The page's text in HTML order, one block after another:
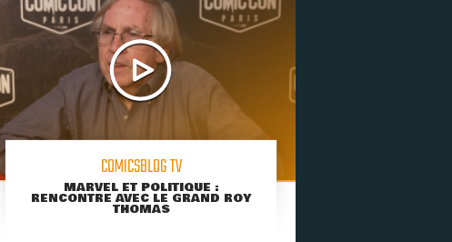
COMICSBLOG TV
MARVEL ET POLITIQUE :
RENCONTRE AVEC LE GRAND ROY
THOMAS